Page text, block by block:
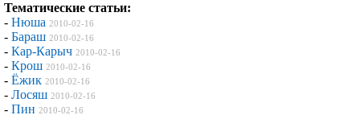
Тематические статьи:
- Нюша 2010-02-16
- Бараш 2010-02-16
- Кар-Карыч 2010-02-16
- Крош 2010-02-16
- Ёжик 2010-02-16
- Лосяш 2010-02-16
- Пин 2010-02-16